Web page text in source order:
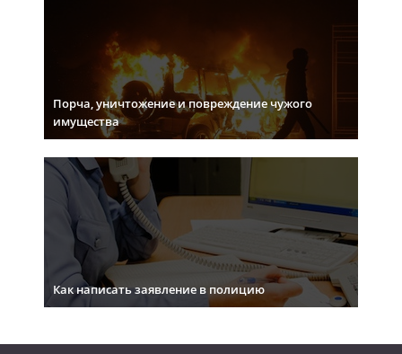
Порча, уничтожение и повреждение чужого
имущества
Как написать заявление в полицию